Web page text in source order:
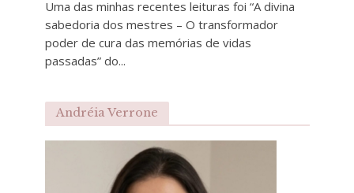
Uma das minhas recentes leituras foi “A divina
sabedoria dos mestres – O transformador
poder de cura das memórias de vidas
passadas” do...
Andréia Verrone